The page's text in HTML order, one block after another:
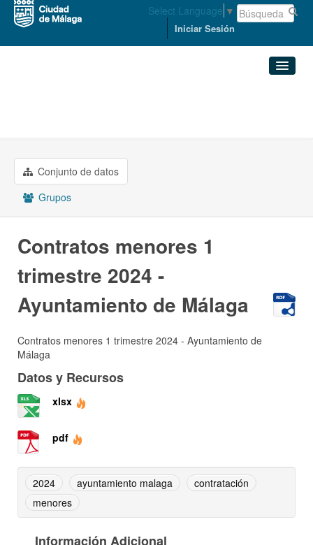
Select Language ▼
Iniciar Sesión
Grupos
Acerca de
Conjunto de datos
Grupos
Contratos menores 1
trimestre 2024 -
Ayuntamiento de Málaga
Contratos menores 1 trimestre 2024 - Ayuntamiento de
Málaga
Datos y Recursos
xlsx
pdf
2024 ayuntamiento malaga
contratación
menores
Información Adicional